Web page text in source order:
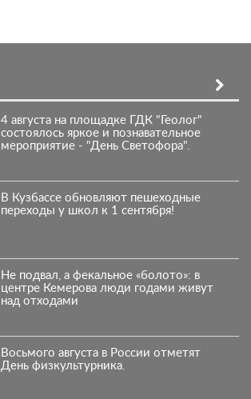
4 августа на площадке ГДК "Геолог"
состоялось яркое и познавательное
мероприятие - "День Светофора".
В Кузбассе обновляют пешеходные
переходы у школ к 1 сентября!
Не подвал, а фекальное «болото»: в
центре Кемерова люди годами живут
над отходами
Восьмого августа в России отметят
День физкультурника.